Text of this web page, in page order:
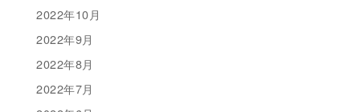
2022年10月
2022年9月
2022年8月
2022年7月